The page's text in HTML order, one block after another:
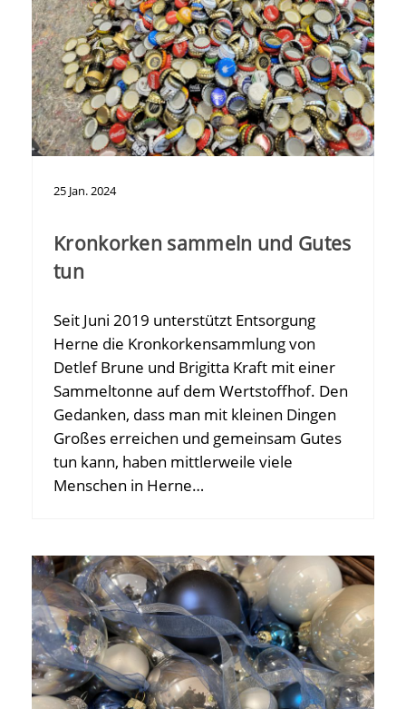
25 Jan.2024
Kronkorken sammeln und Gutes
tun
Seit Juni 2019 unterstützt Entsorgung
Herne die Kronkorkensammlung von
Detlef Brune und Brigitta Kraft mit einer
Sammeltonne auf dem Wertstoffhof. Den
Gedanken, dass man mit kleinen Dingen
Großes erreichen und gemeinsam Gutes
tun kann, haben mittlerweile viele
Menschen in Herne…